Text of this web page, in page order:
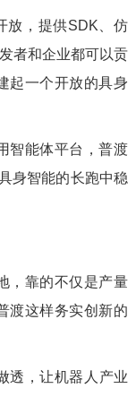
放，提供SDK、仿
者和企业都可以贡
起一个开放的具身
智能体平台，普渡
身智能的长跑中稳
，靠的不仅是产量
渡这样务实创新的
透，让机器人 产业